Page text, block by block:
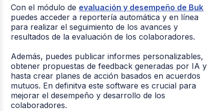
Con el módulo de evaluación y desempeño de Buk
puedes acceder a reportería automática y en línea
para realizar el seguimiento de los avances y
resultados de la evaluación de los colaboradores.
Además, puedes publicar informes personalizables,
obtener propuestas de feedback generadas por IA y
hasta crear planes de acción basados en acuerdos
mutuos. En definitva este software es crucial para
mejorar el desempeño y desarrollo de los
colaboradores.